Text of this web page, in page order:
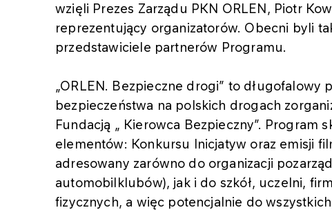
wzięli Prezes Zarządu PKN ORLEN, Piotr
reprezentujący organizatorów. Obecni byli
przedstawiciele partnerów Programu.
„ORLEN. Bezpieczne drogi” to
bezpieczeństwa na polskich drogach
Fundacją „ Kierowca Bezpieczny”. Program
elementów: Konkursu Inicjatyw oraz emisji
adresowany zarówno do organizacji
automobilklubów), jak i do szkół, uczelni,
fizycznych, a więc potencjalnie do